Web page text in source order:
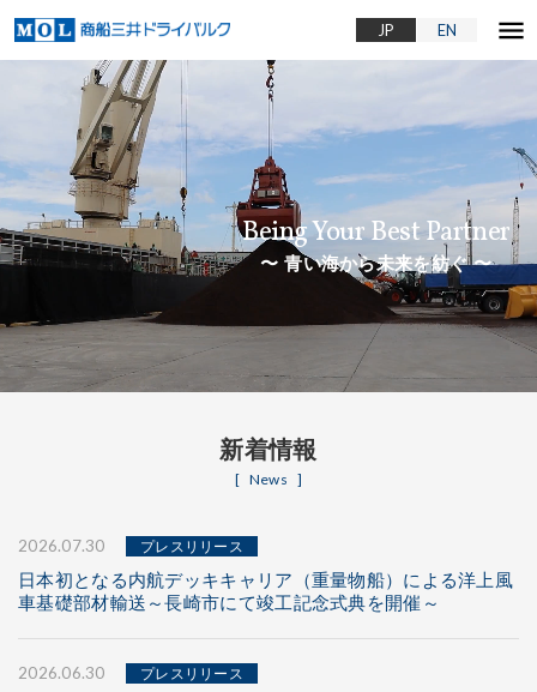
EN
JP menu
Being Your Best Partner
青い海から未来を紡ぐ
新着情報
News
2026.07.30 プレスリリース
日本初となる内航デッキキャリア（重量物船）による洋上風
車基礎部材輸送～長崎市にて竣工記念式典を開催～
2026.06.30 プレスリリース